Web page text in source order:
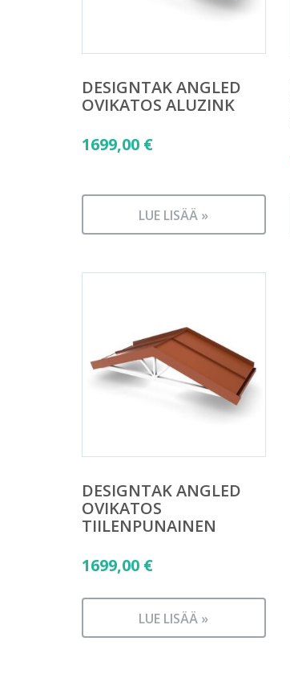
DESIGNTAK ANGLED
OVIKATOS ALUZINK
1699,00 €
LUE LISÄÄ »
DESIGNTAK ANGLED
OVIKATOS
TIILENPUNAINEN
1699,00 €
LUE LISÄÄ »